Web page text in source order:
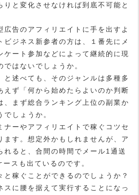
りと変化させなければ到底不可能と
広告のアフィリエイトに手を出すよ
ビジネス新参者の方は、１番先にメ
ケート参加などによって継続的に現
はないでしょうか。
と述べても、そのジャンルは多種多
えず「何から始めたらよいのか判断
、まず総合ランキング上位の副業か
でしょうか。
ナーやアフィリエイトで稼ぐコツセ
ます。想定外かもしれませんが、ア
れると、合間の時間でメール1通送
スも出ているのです。
と稼ぐことができるのでしょうか？
スに腰を据えて実行することになっ